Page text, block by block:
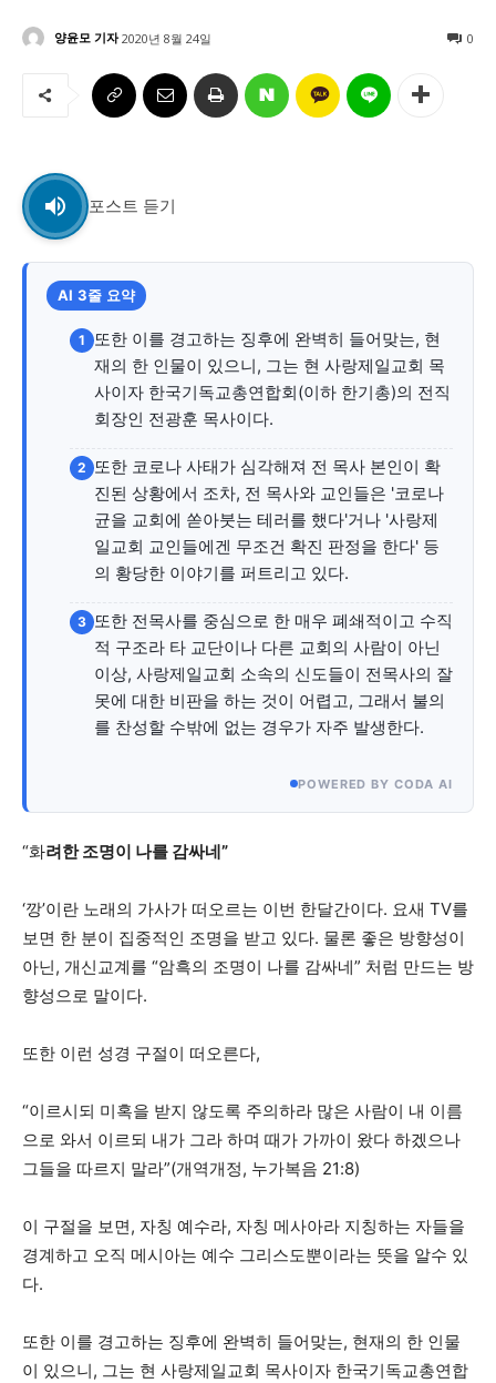
교육부
교육청
학교
공지사항
양윤모 기자 0
2020년 8월 24일
포스트 듣기
AI 3줄 요약
1
또한 이를 경고하는 징후에 완벽히 들어맞는, 현
재의 한 인물이 있으니, 그는 현 사랑제일교회 목
사이자 한국기독교총연합회(이하 한기총)의 전직
회장인 전광훈 목사이다.
2 또한 코로나 사태가 심각해져 전 목사 본인이 확
진된 상황에서 조차, 전 목사와 교인들은 '코로나
균을 교회에 쏟아붓는 테러를 했다'거나 '사랑제
일교회 교인들에겐 무조건 확진 판정을 한다' 등
의 황당한 이야기를 퍼트리고 있다.
3 또한 전목사를 중심으로 한 매우 폐쇄적이고 수직
적 구조라 타 교단이나 다른 교회의 사람이 아닌
이상, 사랑제일교회 소속의 신도들이 전목사의 잘
못에 대한 비판을 하는 것이 어렵고, 그래서 불의
를 찬성할 수밖에 없는 경우가 자주 발생한다.
POWERED BY CODA AI
“화려한 조명이 나를 감싸네”
‘깡’이란 노래의 가사가 떠오르는 이번 한달간이다. 요새 TV를
보면 한 분이 집중적인 조명을 받고 있다. 물론 좋은 방향성이
아닌, 개신교계를 “암흑의 조명이 나를 감싸네” 처럼 만드는 방
향성으로 말이다.
또한 이런 성경 구절이 떠오른다,
“이르시되 미혹을 받지 않도록 주의하라 많은 사람이 내 이름
으로 와서 이르되 내가 그라 하며 때가 가까이 왔다 하겠으나
그들을 따르지 말라”(개역개정, 누가복음 21:8)
이 구절을 보면, 자칭 예수라, 자칭 메사아라 지칭하는 자들을
경계하고 오직 메시아는 예수 그리스도뿐이라는 뜻을 알수 있
다.
또한 이를 경고하는 징후에 완벽히 들어맞는, 현재의 한 인물
이 있으니, 그는 현 사랑제일교회 목사이자 한국기독교총연합